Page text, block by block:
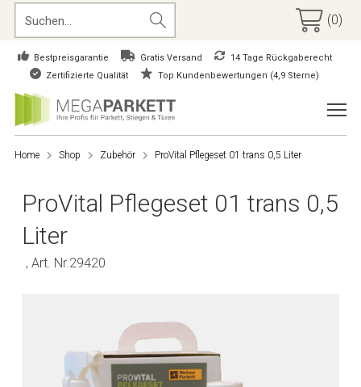
(0)
Bestpreisgarantie Gratis Versand
14 Tage Rückgaberecht
Zertifizierte Qualität
Top Kundenbewertungen (4,9 Sterne)
Home Shop Zubehör ProVital Pflegeset 01 trans 0,5 Liter
ProVital Pflegeset 01 trans 0,5
Liter
, Art. Nr.29420